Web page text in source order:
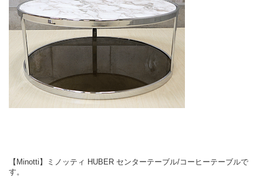
【Minotti】ミノッティ HUBER センターテーブル/コーヒーテーブルで
す。